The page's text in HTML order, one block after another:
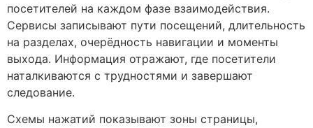
посетителей на каждом фазе взаимодействия.
Сервисы записывают пути посещений, длительность
на разделах, очерёдность навигации и моменты
выхода. Информация отражают, где посетители
наталкиваются с трудностями и завершают
следование.
Схемы нажатий показывают зоны страницы,